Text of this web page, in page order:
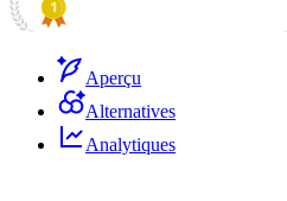
Aperçu
Alternatives
Analytiques